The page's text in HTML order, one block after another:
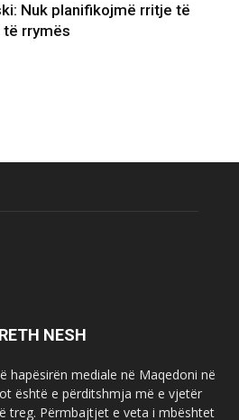
Nuk planifikojmë rritje të
rrymës
NESH
hapësirën mediale në Maqedoni në
është e përditshmja më e vjetër
treg. Përmbajtjet e veta i mbështet